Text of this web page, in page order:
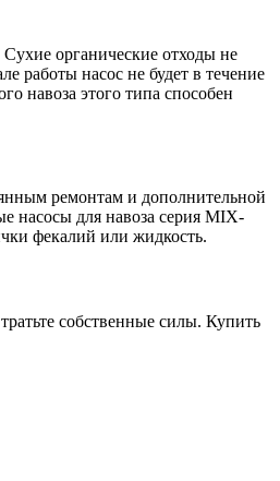
органические отходы не
работы насос не будет в течение
навоза этого типа способен
ремонтам и дополнительной
насосы для навоза серия MIX-
фекалий или жидкость.
собственные силы. Купить